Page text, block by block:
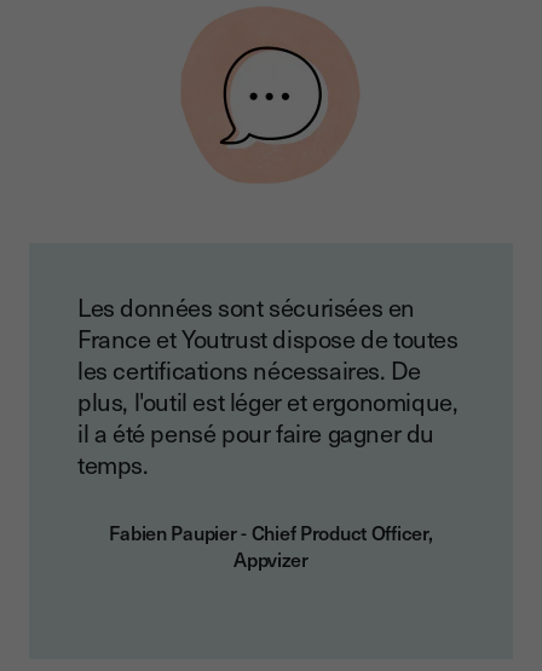
Les données sont sécurisées en
France et Youtrust dispose de toutes
les certifications nécessaires. De
plus, l'outil est léger et ergonomique,
il a été pensé pour faire gagner du
temps.
Fabien Paupier - Chief Product Officer,
Appvizer